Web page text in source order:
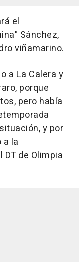
el
Sánchez,
viñamarino.
a La Calera y
porque
pero había
y por
a la
de Olimpia